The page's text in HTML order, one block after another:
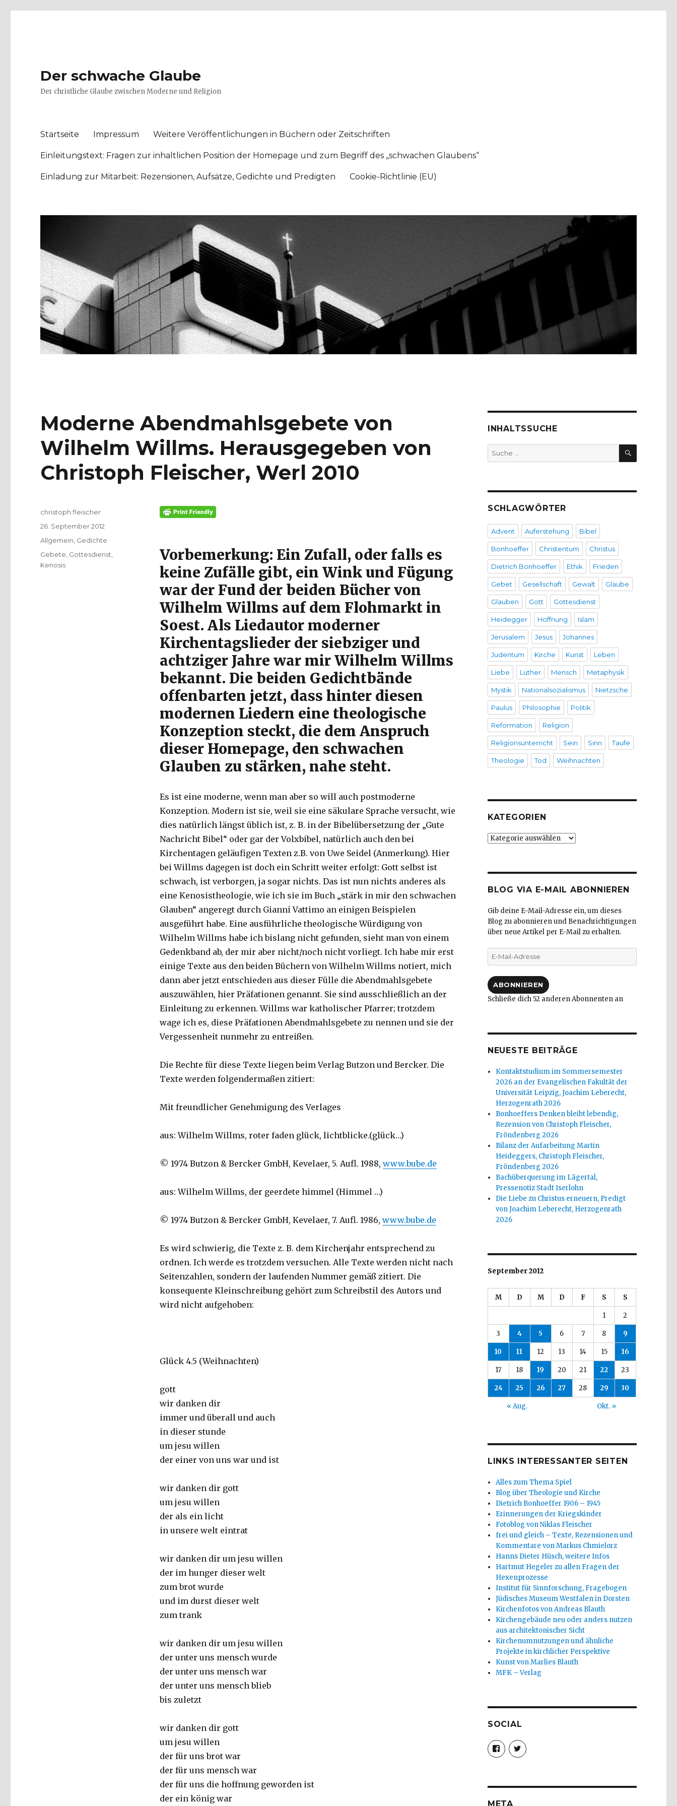
Der schwache Glaube
Der christliche Glaube zwischen Moderne und Religion
Startseite Impressum Weitere Veröffentlichungen in Büchern oder Zeitschriften
Einleitungstext: Fragen zur inhaltlichen Position der Homepage und zum Begriff des „schwachen Glaubens“
Einladung zur Mitarbeit: Rezensionen, Aufsätze, Gedichte und Predigten Cookie-Richtlinie (EU)
Moderne Abendmahlsgebete von
Wilhelm Willms. Herausgegeben von
Christoph Fleischer, Werl 2010
Vorbemerkung: Ein Zufall, oder falls es
keine Zufälle gibt, ein Wink und Fügung
war der Fund der beiden Bücher von
Wilhelm Willms auf dem Flohmarkt in
Soest. Als Liedautor moderner
Kirchentagslieder der siebziger und
achtziger Jahre war mir Wilhelm Willms
bekannt. Die beiden Gedichtbände
offenbarten jetzt, dass hinter diesen
modernen Liedern eine theologische
Konzeption steckt, die dem Anspruch
dieser Homepage, den schwachen
Glauben zu stärken, nahe steht.
Es ist eine moderne, wenn man aber so will auch postmoderne
Konzeption. Modern ist sie, weil sie eine säkulare Sprache versucht, wie
dies natürlich längst üblich ist, z. B. in der Bibelübersetzung der „Gute
Nachricht Bibel“ oder gar der Volxbibel, natürlich auch den bei
Kirchentagen geläufigen Texten z.B. von Uwe Seidel (Anmerkung). Hier
bei Willms dagegen ist doch ein Schritt weiter erfolgt: Gott selbst ist
schwach, ist verborgen, ja sogar nichts. Das ist nun nichts anderes als
eine Kenosistheologie, wie ich sie im Buch „stärk in mir den schwachen
Glauben“ angeregt durch Gianni Vattimo an einigen Beispielen
ausgeführt habe. Eine ausführliche theologische Würdigung von
Wilhelm Willms habe ich bislang nicht gefunden, sieht man von einem
Gedenkband ab, der mir aber nicht/noch nicht vorliegt. Ich habe mir erst
einige Texte aus den beiden Büchern von Wilhelm Willms notiert, mich
dann aber jetzt entschieden aus dieser Fülle die Abendmahlsgebete
auszuwählen, hier Präfationen genannt. Sie sind ausschließlich an der
Einleitung zu erkennen. Willms war katholischer Pfarrer; trotzdem
wage ich es, diese Präfationen Abendmahlsgebete zu nennen und sie der
Vergessenheit nunmehr zu entreißen.
Die Rechte für diese Texte liegen beim Verlag Butzon und Bercker. Die
Texte werden folgendermaßen zitiert:
Mit freundlicher Genehmigung des Verlages
aus: Wilhelm Willms, roter faden glück, lichtblicke.(glück…)
© 1974 Butzon & Bercker GmbH, Kevelaer, 5. Aufl. 1988, www.bube.de
aus: Wilhelm Willms, der geerdete himmel (Himmel …)
© 1974 Butzon & Bercker GmbH, Kevelaer, 7. Aufl. 1986, www.bube.de
Es wird schwierig, die Texte z. B. dem Kirchenjahr entsprechend zu
ordnen. Ich werde es trotzdem versuchen. Alle Texte werden nicht nach
Seitenzahlen, sondern der laufenden Nummer gemäß zitiert. Die
konsequente Kleinschreibung gehört zum Schreibstil des Autors und
wird nicht aufgehoben:
Glück 4.5 (Weihnachten)
gott
wir danken dir
immer und überall und auch
in dieser stunde
um jesu willen
der einer von uns war und ist
wir danken dir gott
um jesu willen
der als ein licht
in unsere welt eintrat
wir danken dir um jesu willen
der im hunger dieser welt
zum brot wurde
und im durst dieser welt
zum trank
wir danken dir um jesu willen
der unter uns mensch wurde
der unter uns mensch war
der unter uns mensch blieb
bis zuletzt
wir danken dir gott
um jesu willen
der für uns brot war
der für uns mensch war
der für uns die hoffnung geworden ist
der ein könig war
Autor
christoph.fleischer
Veröffentlicht
am
26. September 2012
Kategorien
Allgemein Gedichte
Schlagwörter
Gebete Gottesdienst
Kenosis
INHALTSSUCHE
Suche
nach:
SUCHEN
SCHLAGWÖRTER
Advent Auferstehung Bibel
Bonhoeffer Christentum Christus
Dietrich Bonhoeffer Ethik Frieden
Gebet Gesellschaft Gewalt Glaube
Glauben Gott Gottesdienst
Heidegger Hoffnung Islam
Jerusalem Jesus Johannes
Judentum Kirche Kunst Leben
Liebe Luther Mensch Metaphysik
Mystik Nationalsozialismus Nietzsche
Paulus Philosophie Politik
Reformation Religion
Religionsunterricht Sein Sinn Taufe
Theologie Tod Weihnachten
KATEGORIEN
Kategorien
BLOG VIA E-MAIL ABONNIEREN
Gib deine E-Mail-Adresse ein, um dieses
Blog zu abonnieren und Benachrichtigungen
über neue Artikel per E-Mail zu erhalten.
E-
Mail-
ABONNIEREN
Schließe dich 52 anderen Abonnenten an
NEUESTE BEITRÄGE
Kontaktstudium im Sommersemester
2026 an der Evangelischen Fakultät der
Universität Leipzig, Joachim Leberecht,
Herzogenrath 2026
Bonhoeffers Denken bleibt lebendig,
Rezension von Christoph Fleischer,
Fröndenberg 2026
Bilanz der Aufarbeitung Martin
Heideggers, Christoph Fleischer,
Fröndenberg 2026
Bachüberquerung im Lägertal,
Pressenotiz Stadt Iserlohn
Die Liebe zu Christus erneuern, Predigt
von Joachim Leberecht, Herzogenrath
2026
September 2012
M D M D F S S
1 2
3 4 5 6 7 8 9
10 11 12 13 14 15 16
17 18 19 20 21 22 23
24 25 26 27 28 29 30
« Aug. Okt. »
LINKS INTERESSANTER SEITEN
Alles zum Thema Spiel
Blog über Theologie und Kirche
Dietrich Bonhoeffer 1906 – 1945
Erinnerungen der Kriegskinder
Fotoblog von Niklas Fleischer
frei und gleich – Texte, Rezensionen und
Kommentare von Markus Chmielorz
Hanns Dieter Hüsch, weitere Infos
Hartmut Hegeler zu allen Fragen der
Hexenprozesse
Institut für Sinnforschung, Fragebogen
Jüdisches Museum Westfalen in Dorsten
Kirchenfotos von Andreas Blauth
Kirchengebäude neu oder anders nutzen
aus architektonischer Sicht
Kirchenumnutzungen und ähnliche
Projekte in kirchlicher Perspektive
Kunst von Marlies Blauth
MFK – Verlag
SOCIAL
Profil
von
christoph.fleischer1
anzeigen
Profil
von
anzeigen
META